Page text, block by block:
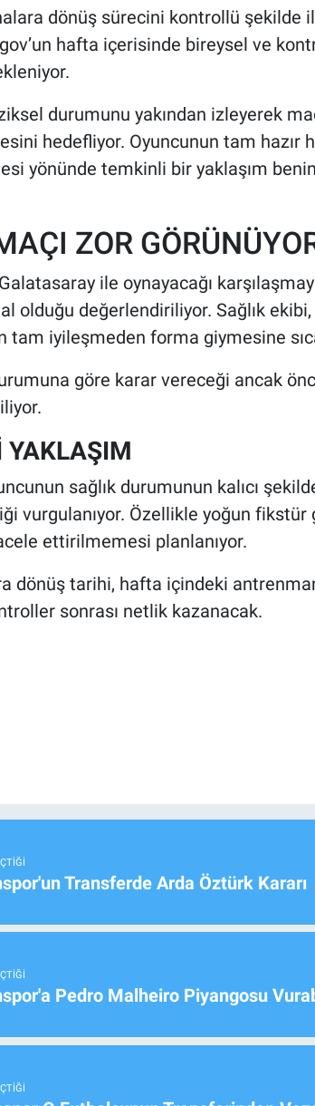
dönüş sürecini kontrollü şekilde
hafta içerisinde bireysel ve
durumunu yakından izleyerek
hedefliyor. Oyuncunun tam hazır
yönünde temkinli bir yaklaşım
ZOR
ile oynayacağı
olduğu değerlendiriliyor. Sağlık
tam iyileşmeden forma giymesine
göre karar vereceği ancak
sağlık durumunun kalıcı
vurgulanıyor. Özellikle yoğun fikstür
ettirilmemesi planlanıyor.
dönüş tarihi, hafta içindeki
sonrası netlik kazanacak.
Transferde Arda Öztürk Kararı
Pedro Malheiro Piyangosu